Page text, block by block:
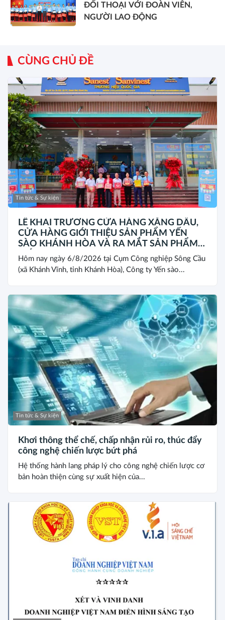
ĐỐI THOẠI VỚI ĐOÀN VIÊN,
NGƯỜI LAO ĐỘNG
CÙNG CHỦ ĐỀ
Tin tức & Sự kiện
LỄ KHAI TRƯƠNG CỬA HÀNG XĂNG DẦU,
CỬA HÀNG GIỚI THIỆU SẢN PHẨM YẾN
SÀO KHÁNH HÒA VÀ RA MẮT SẢN PHẨM
MỚI SANEST/SANVINEST SVN79
Hôm nay ngày 6/8/2026 tại Cụm Công nghiệp Sông Cầu
(xã Khánh Vĩnh, tỉnh Khánh Hòa), Công ty Yến sào...
Tin tức & Sự kiện
Khơi thông thể chế, chấp nhận rủi ro, thúc đẩy
công nghệ chiến lược bứt phá
Hệ thống hành lang pháp lý cho công nghệ chiến lược cơ
bản hoàn thiện cùng sự xuất hiện của...